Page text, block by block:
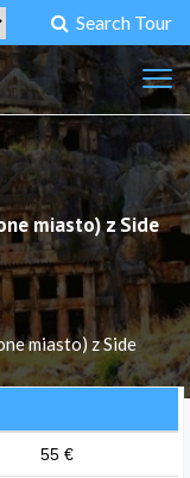
Search Tour
miasto) z Side
miasto) z Side
55 €